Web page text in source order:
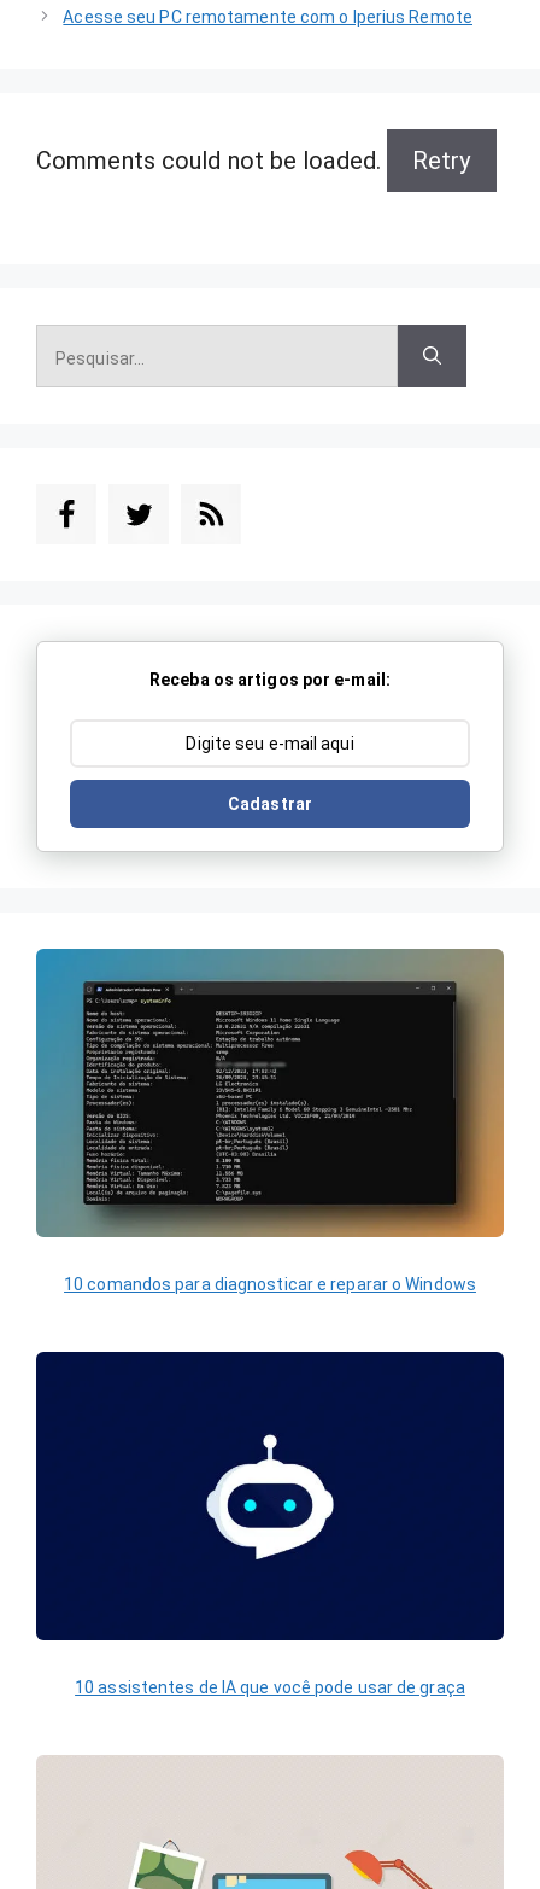
Acesse seu PC remotamente com o Iperius Remote
Comments could not be loaded. Retry
Pesquisar
por:
Receba os artigos por e-mail:
Cadastrar
10 comandos para diagnosticar e reparar o Windows
10 assistentes de IA que você pode usar de graça